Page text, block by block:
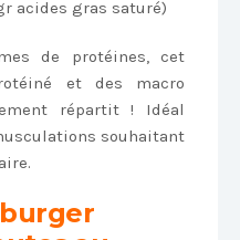
acides gras saturé)
de protéines, cet
et des macro
répartit ! Idéal
souhaitant